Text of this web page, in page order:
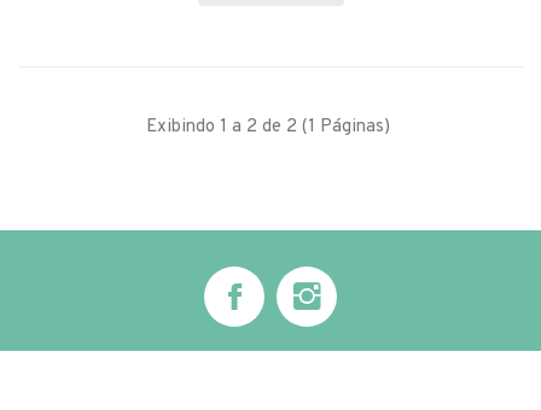
Exibindo 1 a 2 de 2 (1 Páginas)